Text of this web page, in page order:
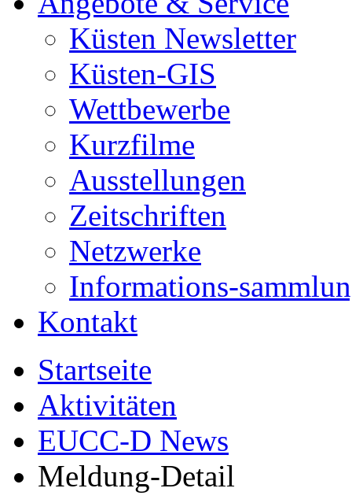
Küsten Newsletter
Küsten-GIS
Wettbewerbe
Kurzfilme
Ausstellungen
Zeitschriften
Netzwerke
Informations-
Kontakt
Startseite
Aktivitäten
EUCC-D News
Meldung-Detail